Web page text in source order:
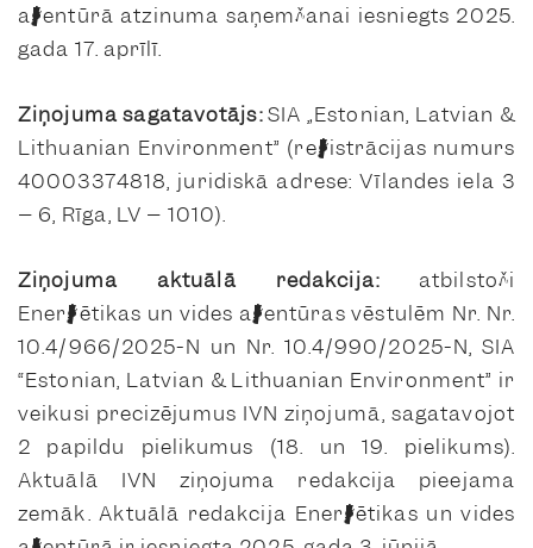
aģentūrā atzinuma saņemšanai iesniegts 2025.
gada 17. aprīlī.
Ziņojuma sagatavotājs:SIA „Estonian, Latvian &
Lithuanian Environment” (reģistrācijas numurs
40003374818, juridiskā adrese: Vīlandes iela 3
– 6, Rīga, LV – 1010).
Ziņojuma aktuālā redakcija: atbilstoši
Enerģētikas un vides aģentūras vēstulēm Nr. Nr.
10.4/966/2025-N un Nr. 10.4/990/2025-N, SIA
“Estonian, Latvian & Lithuanian Environment” ir
veikusi precizējumus IVN ziņojumā, sagatavojot
2 papildu pielikumus (18. un 19. pielikums).
Aktuālā IVN ziņojuma redakcija pieejama
zemāk. Aktuālā redakcija Enerģētikas un vides